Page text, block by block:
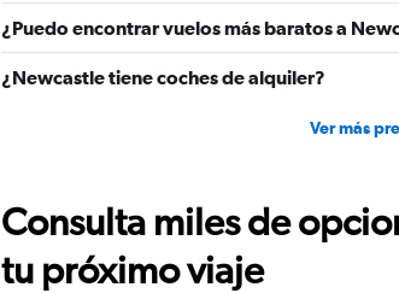
¿Puedo encontrar vuelos más baratos a
¿Newcastle tiene coches de alquiler?
Ver más
Consulta miles de
tu próximo viaje